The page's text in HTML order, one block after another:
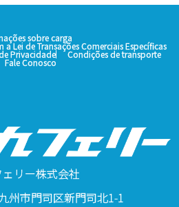
sobre carga
Lei de Transações Comerciais Específicas
Privacidade Condições de transporte
Fale Conosco
リー株式会社
州市門司区新門司北1-1